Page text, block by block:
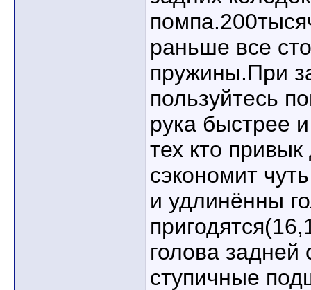
раньше все
пружины.При
пользуйтесь
рука быстрее
тех кто
сэкономит
и удлинённы
голова
ступичные